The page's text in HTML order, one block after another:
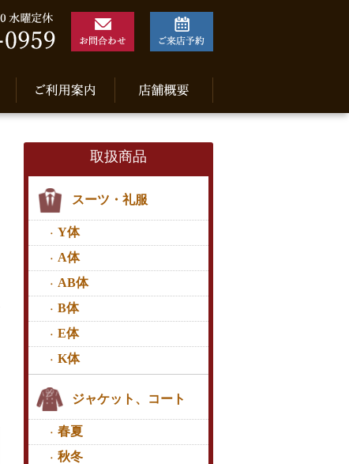
取扱商品
スーツ・礼服
Y体
A体
AB体
B体
E体
K体
ジャケット、コート
春夏
秋冬